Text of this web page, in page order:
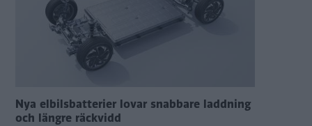
Nya elbilsbatterier lovar snabbare laddning
och längre räckvidd